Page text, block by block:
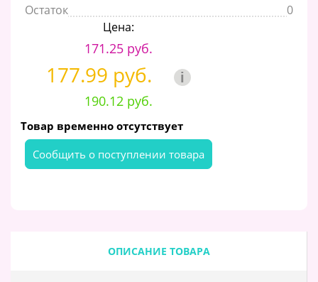
Остаток
0
Цена:
171.25 руб.
177.99 руб. i
190.12 руб.
Товар временно отсутствует
Cообщить о поступлении товара
ОПИСАНИЕ ТОВАРА